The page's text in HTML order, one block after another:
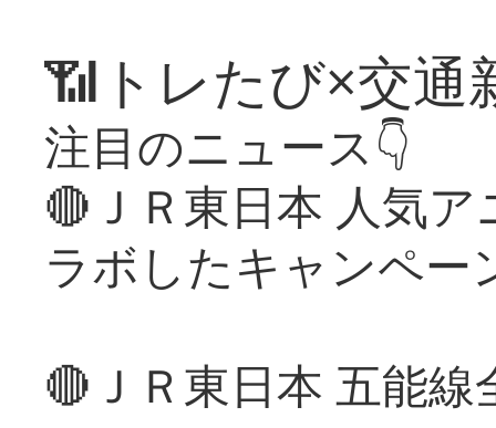
📶トレたび×交通
注目のニュース👇
🔴ＪＲ東日本 人気
ラボしたキャンペー
🔴ＪＲ東日本 五能